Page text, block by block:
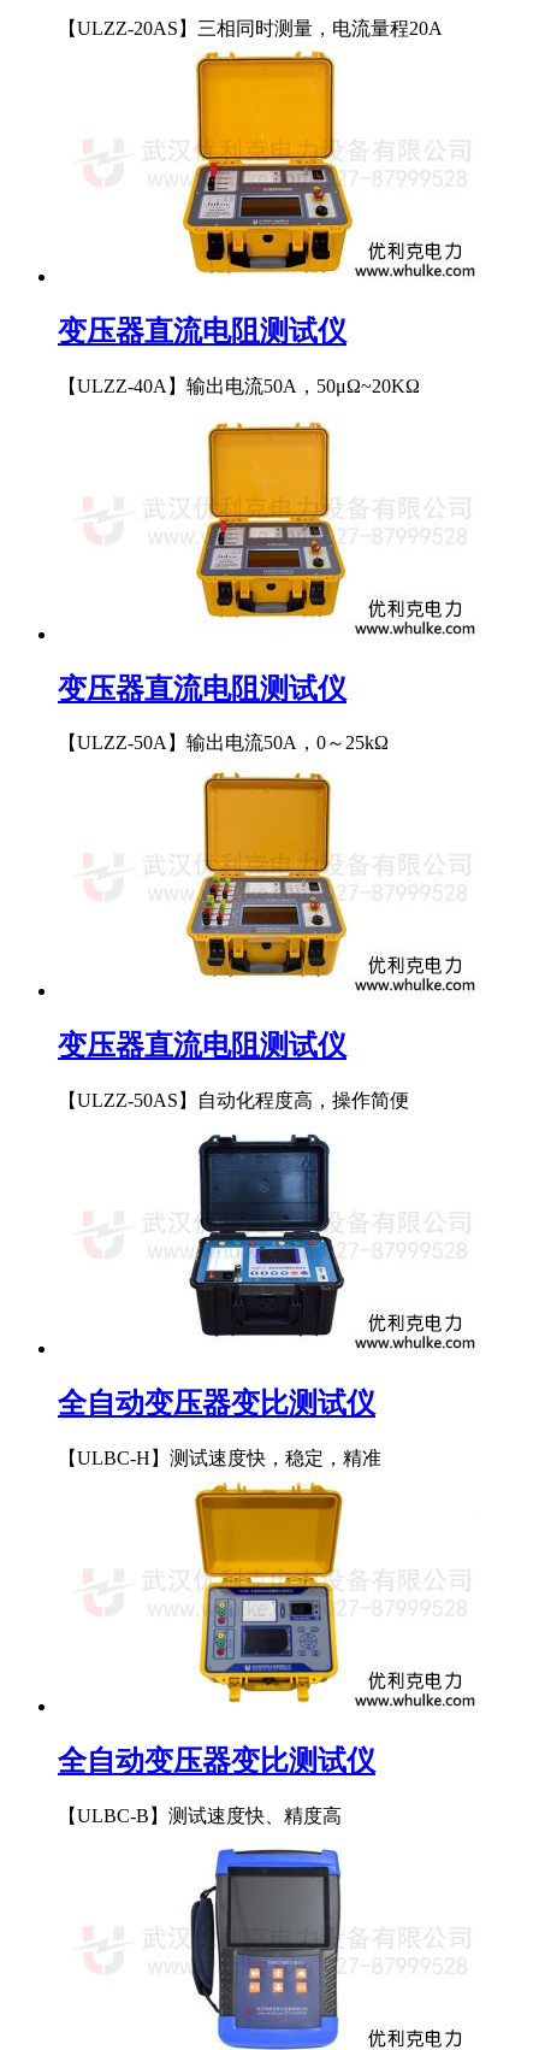
【ULZZ-20AS】三相同时测量，电流量程20A
变压器直流电阻测试仪
【ULZZ-40A】输出电流50A，50μΩ~20KΩ
变压器直流电阻测试仪
【ULZZ-50A】输出电流50A，0～25kΩ
变压器直流电阻测试仪
【ULZZ-50AS】自动化程度高，操作简便
全自动变压器变比测试仪
【ULBC-H】测试速度快，稳定，精准
全自动变压器变比测试仪
【ULBC-B】测试速度快、精度高